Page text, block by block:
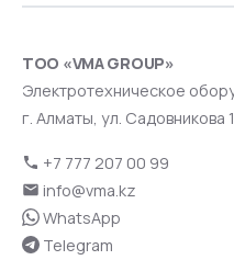
ТОО «VMA GROUP»
Электротехническое
г. Алматы, ул. Садовникова
+7 777 207 00 99
info@vma.kz
WhatsApp
Telegram